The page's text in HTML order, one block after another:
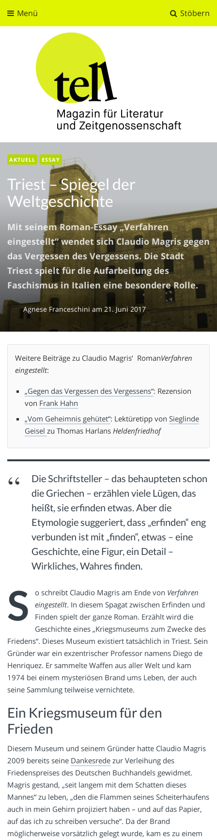
Stöbern
Menü
tell
Magazin für Literatur und Zeitgenossenschaft
AKTUELL ESSAY
Triest – Spiegel der
Weltgeschichte
Mit seinem Roman-Essay „Verfahren
eingestellt“ wendet sich Claudio Magris gegen
das Vergessen des Vergessens. Die Stadt
Triest spielt für die Aufarbeitung des
Faschismus in Italien eine besondere Rolle.
Agnese Franceschini am 21. Juni 2017
Weitere Beiträge zu Claudio Magris‘ RomanVerfahren
eingestellt:
„Gegen das Vergessen des Vergessens“: Rezension
von Frank Hahn
„Vom Geheimnis gehütet“: Lektüretipp von Sieglinde
Geisel zu Thomas Harlans Heldenfriedhof
Die Schriftsteller – das behaupteten schon
die Griechen – erzählen viele Lügen, das
heißt, sie erfinden etwas. Aber die
Etymologie suggeriert, dass „erfinden“ eng
verbunden ist mit „finden“, etwas – eine
Geschichte, eine Figur, ein Detail –
Wirkliches, Wahres finden.
S o schreibt Claudio Magris am Ende von Verfahren
eingestellt. In diesem Spagat zwischen Erfinden und
Finden spielt der ganze Roman. Erzählt wird die
Geschichte eines „Kriegsmuseums zum Zwecke des
Friedens“. Dieses Museum existiert tatsächlich in Triest. Sein
Gründer war ein exzentrischer Professor namens Diego de
Henriquez. Er sammelte Waffen aus aller Welt und kam
1974 bei einem mysteriösen Brand ums Leben, der auch
seine Sammlung teilweise vernichtete.
Ein Kriegsmuseum für den
Frieden
Diesem Museum und seinem Gründer hatte Claudio Magris
2009 bereits seine Dankesrede zur Verleihung des
Friedenspreises des Deutschen Buchhandels gewidmet.
Magris gestand, „seit langem mit dem Schatten dieses
Mannes“ zu leben, „den die Flammen seines Scheiterhaufens
auch in mein Gehirn projiziert haben – und auf das Papier,
auf das ich zu schreiben versuche“. Da der Brand
möglicherweise vorsätzlich gelegt wurde, kam es zu einem